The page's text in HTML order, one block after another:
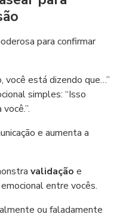
para confirmar
você está dizendo que…”
simples: “Isso
e aumenta a
validação e
entre vocês.
ou faladamente